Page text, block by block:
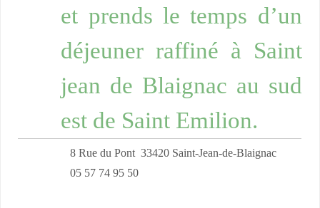
et prends le temps d’un
déjeuner raffiné à Saint
jean de Blaignac au sud
est de Saint Emilion.
8 Rue du Pont 33420 Saint-Jean-de-Blaignac
05 57 74 95 50